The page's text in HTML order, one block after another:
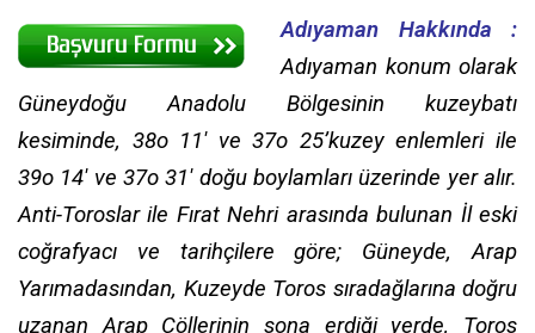
Adıyaman Hakkında :
Adıyaman konum olarak
Güneydoğu Anadolu Bölgesinin kuzeybatı
kesiminde, 38o 11′ ve 37o 25’kuzey enlemleri ile
39o 14′ ve 37o 31′ doğu boylamları üzerinde yer alır.
Anti-Toroslar ile Fırat Nehri arasında bulunan İl eski
coğrafyacı ve tarihçilere göre; Güneyde, Arap
Yarımadasından, Kuzeyde Toros sıradağlarına doğru
uzanan Arap Çöllerinin sona erdiği yerde, Toros